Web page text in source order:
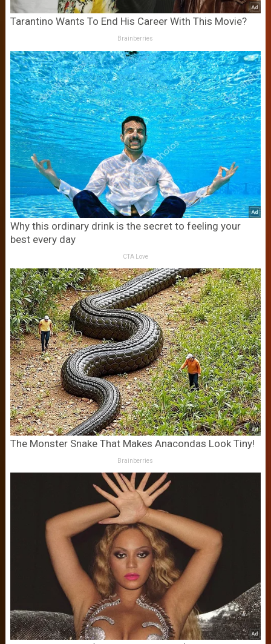
Tarantino Wants To End His Career With This Movie?
Brainberries
Why this ordinary drink is the secret to feeling your
best every day
CTA Love
The Monster Snake That Makes Anacondas Look Tiny!
Brainberries